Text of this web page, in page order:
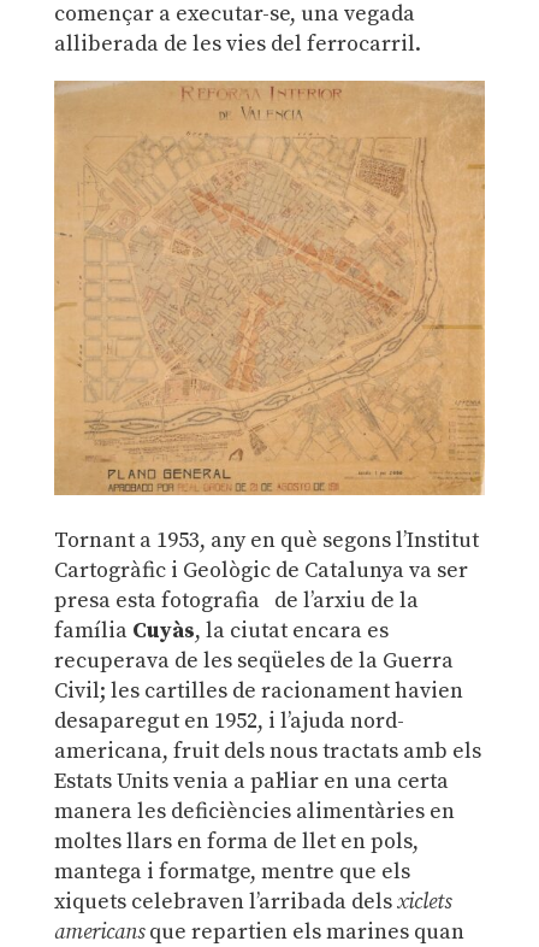
començar a executar-se, una vegada
alliberada de les vies del ferrocarril.
Tornant a 1953, any en què segons l’Institut
Cartogràfic i Geològic de Catalunya va ser
presa esta fotografia de l’arxiu de la
família Cuyàs, la ciutat encara es
recuperava de les seqüeles de la Guerra
Civil; les cartilles de racionament havien
desaparegut en 1952, i l’ajuda nord-
americana, fruit dels nous tractats amb els
Estats Units venia a pal·liar en una certa
manera les deficiències alimentàries en
moltes llars en forma de llet en pols,
mantega i formatge, mentre que els
xiquets celebraven l’arribada delsxiclets
americansque repartien els marines quan